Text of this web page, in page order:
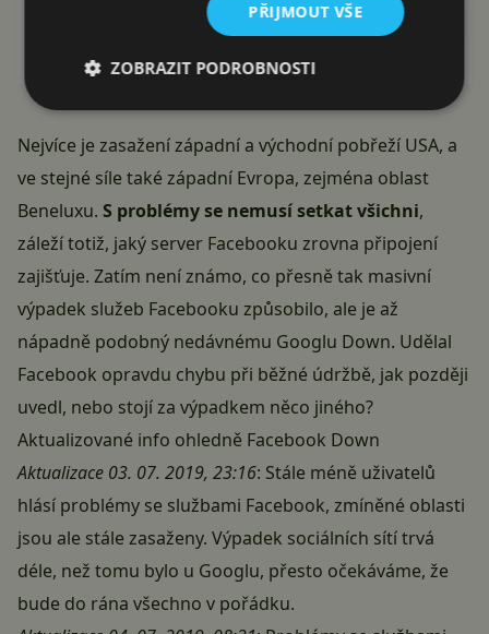
Nejvíce je zasažení západní a východní pobřeží USA, a
ve stejné síle také západní Evropa, zejména oblast
Beneluxu. S problémy se nemusí setkat všichni,
záleží totiž, jaký server Facebooku zrovna připojení
zajišťuje. Zatím není známo, co přesně tak masivní
výpadek služeb Facebooku způsobilo, ale je až
nápadně podobný nedávnému Googlu Down. Udělal
Facebook opravdu chybu při běžné údržbě, jak později
uvedl, nebo stojí za výpadkem něco jiného?
Aktualizované info ohledně Facebook Down
Aktualizace 03. 07. 2019, 23:16: Stále méně uživatelů
hlásí problémy se službami Facebook, zmíněné oblasti
jsou ale stále zasaženy. Výpadek sociálních sítí trvá
déle, než tomu bylo u Googlu, přesto očekáváme, že
bude do rána všechno v pořádku.
PŘIJMOUT VŠE
ZOBRAZIT PODROBNOSTI